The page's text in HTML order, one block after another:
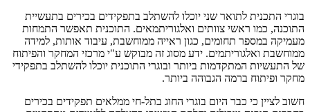
בוגרי התכנית לתואר שני יוכלו להשתלב בתפקידים בכירים בתעשיית
התוכנה, כמו ראשי צוותים ואלגוריתמאים. התוכנית תאפשר התמחות
מעמיקה במספר תחומים, כגון ראייה ממוחשבת, עיבוד אותות, למידה
ממוחשבת ואלגוריתמים. ידע מסוג זה מבוקש ע"י מרכזי המחקר והפיתוח
של התעשיות המתקדמות ביותר ובוגרי התוכנית יוכלו להשתלב בתפקידי
מחקר ופיתוח ברמה הגבוהה ביותר.
חשוב לציין כי כבר היום בוגרי החוג בתל-חי ממלאים תפקידים בכירים